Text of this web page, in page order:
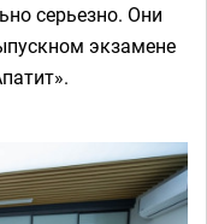
серьезно. Они
экзамене